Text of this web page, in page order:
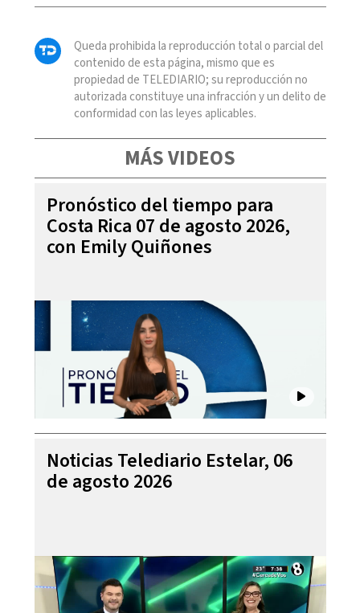
Queda prohibida la reproducción total o parcial del
contenido de esta página, mismo que es
propiedad de TELEDIARIO; su reproducción no
autorizada constituye una infracción y un delito de
conformidad con las leyes aplicables.
MÁS VIDEOS
Pronóstico del tiempo para
Costa Rica 07 de agosto 2026,
con Emily Quiñones
Noticias Telediario Estelar, 06
de agosto 2026